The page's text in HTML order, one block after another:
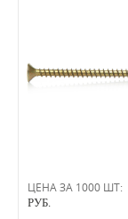
ЦЕНА ЗА 1000 ШТ:
РУБ.